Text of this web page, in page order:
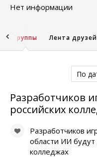
Нет информации
Группы Лента друзей
По
Разработчиков
российских
Разработчиков
области ИИ будут
колледжах